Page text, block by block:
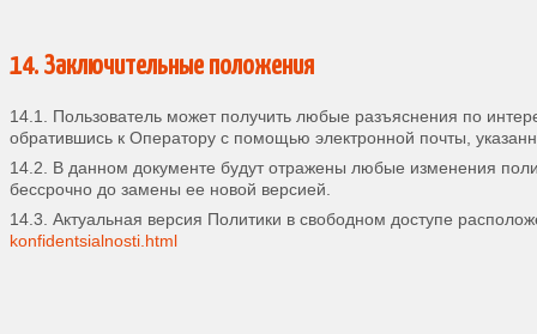
14. Заключительные положения
14.1. Пользователь может получить любые разъяснения по
обратившись к Оператору с помощью электронной почты,
14.2. В данном документе будут отражены любые изменения
бессрочно до замены ее новой версией.
14.3. Актуальная версия Политики в свободном доступе
konfidentsialnosti.html